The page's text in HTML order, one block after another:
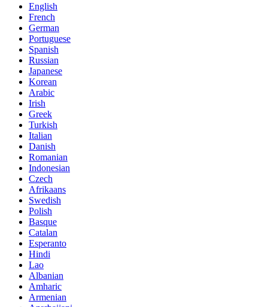
English
French
German
Portuguese
Spanish
Russian
Japanese
Korean
Arabic
Irish
Greek
Turkish
Italian
Danish
Romanian
Indonesian
Czech
Afrikaans
Swedish
Polish
Basque
Catalan
Esperanto
Hindi
Lao
Albanian
Amharic
Armenian